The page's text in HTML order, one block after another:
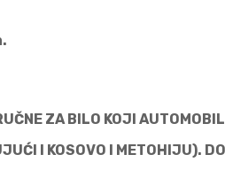
ZA BILO KOJI
I KOSOVO I METOHIJU).